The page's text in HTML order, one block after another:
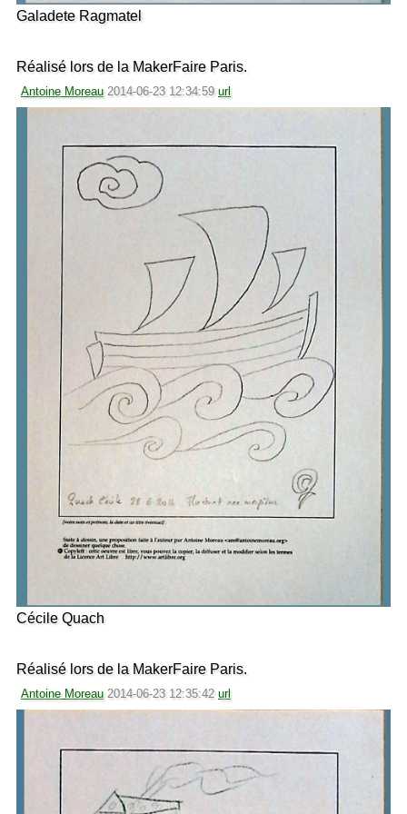
Galadete Ragmatel
Réalisé lors de la MakerFaire Paris.
Antoine Moreau 2014-06-23 12:34:59 url
Cécile Quach
Réalisé lors de la MakerFaire Paris.
Antoine Moreau 2014-06-23 12:35:42 url